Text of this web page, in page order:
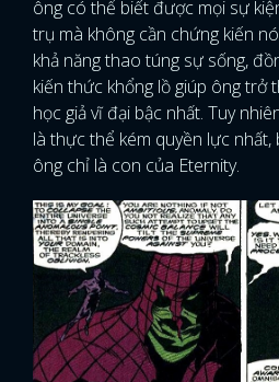
ông có thể biết được mọi sự
trụ mà không cần chứng kiến
khả năng thao túng sự sống,
kiến thức khổng lồ giúp ông trở
học giả vĩ đại bậc nhất. Tuy
là thực thể kém quyền lực
ông chỉ là con của Eternity.